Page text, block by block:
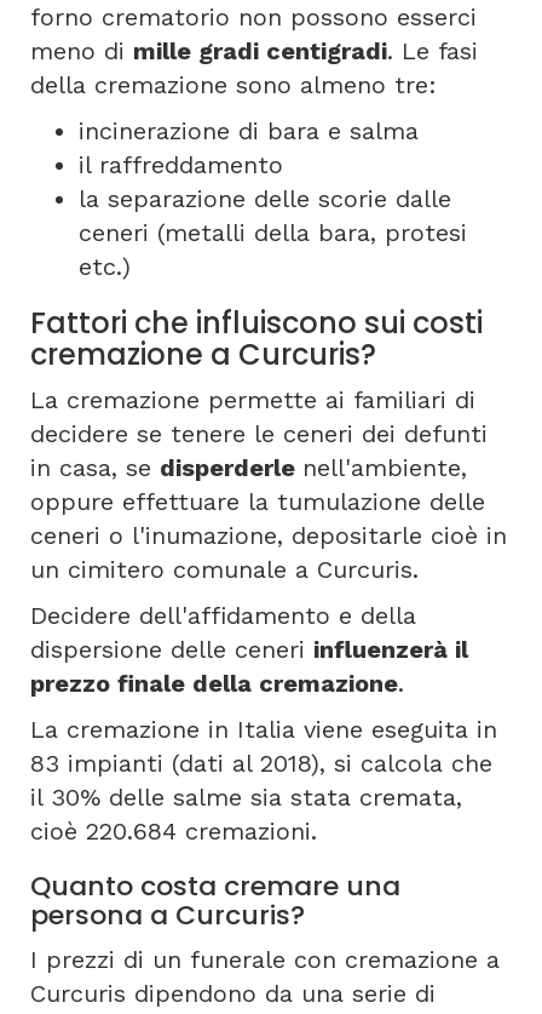
forno crematorio non possono esserci
meno di mille gradi centigradi. Le fasi
della cremazione sono almeno tre:
incinerazione di bara e salma
il raffreddamento
la separazione delle scorie dalle
ceneri (metalli della bara, protesi
etc.)
Fattori che influiscono sui costi
cremazione a Curcuris?
La cremazione permette ai familiari di
decidere se tenere le ceneri dei defunti
in casa, se disperderle nell'ambiente,
oppure effettuare la tumulazione delle
ceneri o l'inumazione, depositarle cioè in
un cimitero comunale a Curcuris.
Decidere dell'affidamento e della
dispersione delle ceneri influenzerà il
prezzo finale della cremazione.
La cremazione in Italia viene eseguita in
83 impianti (dati al 2018), si calcola che
il 30% delle salme sia stata cremata,
cioè 220.684 cremazioni.
Quanto costa cremare una
persona a Curcuris?
I prezzi di un funerale con cremazione a
Curcuris dipendono da una serie di